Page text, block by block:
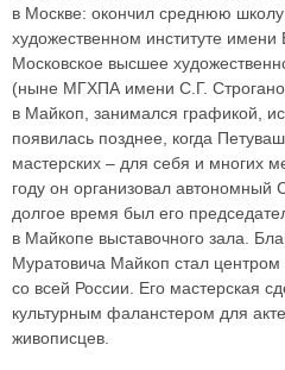
в Москве: окончил среднюю
художественном институте
Московское высшее
(ныне МГХПА имени С.Г.
в Майкоп, занимался графикой,
появилась позднее, когда
мастерских – для себя и многих
году он организовал автономный
долгое время был его
в Майкопе выставочного зала.
Муратовича Майкоп стал
со всей России. Его мастерская
культурным фаланстером для
живописцев.